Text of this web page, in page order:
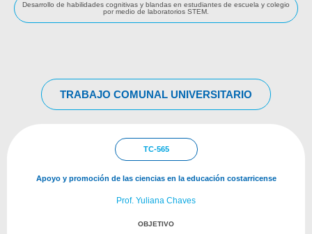
Desarrollo de habilidades cognitivas y blandas en estudiantes de escuela y colegio
por medio de laboratorios STEM.
TRABAJO COMUNAL UNIVERSITARIO
TC-565
Apoyo y promoción de las ciencias en la educación costarricense
Prof. Yuliana Chaves
OBJETIVO